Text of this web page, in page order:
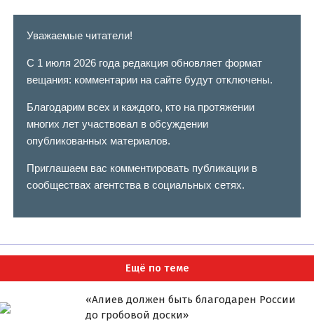
Уважаемые читатели!
С 1 июля 2026 года редакция обновляет формат
вещания: комментарии на сайте будут отключены.
Благодарим всех и каждого, кто на протяжении
многих лет участвовал в обсуждении
опубликованных материалов.
Приглашаем вас комментировать публикации в
сообществах агентства в социальных сетях.
Ещё по теме
«Алиев должен быть благодарен России
до гробовой доски»